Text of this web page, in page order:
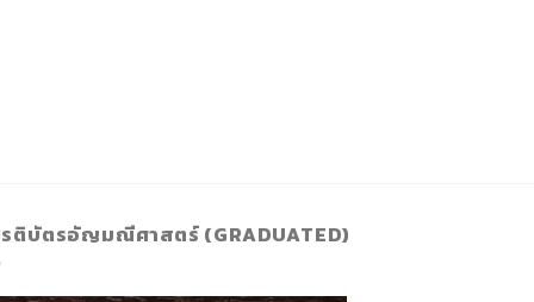
ติบัตรอัญมณีศาสตร์ (GRADUATED)